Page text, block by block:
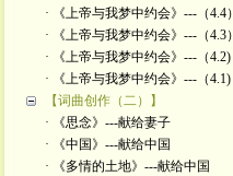
· 《上帝与我梦中约会》---（4.4）
· 《上帝与我梦中约会》---（4.3）
· 《上帝与我梦中约会》---（4.2)
· 《上帝与我梦中约会》---（4.1)
【词曲创作（二）】
· 《思念》---献给妻子
· 《中国》---献给中国
· 《多情的土地》---献给中国